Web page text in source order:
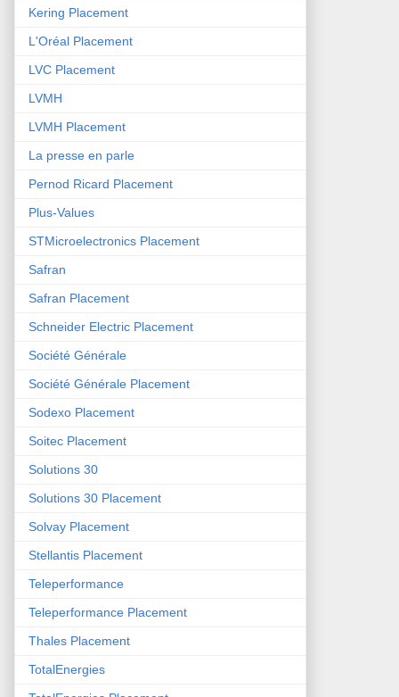
Kering Placement
L'Oréal Placement
LVC Placement
LVMH
LVMH Placement
La presse en parle
Pernod Ricard Placement
Plus-Values
STMicroelectronics Placement
Safran
Safran Placement
Schneider Electric Placement
Société Générale
Société Générale Placement
Sodexo Placement
Soitec Placement
Solutions 30
Solutions 30 Placement
Solvay Placement
Stellantis Placement
Teleperformance
Teleperformance Placement
Thales Placement
TotalEnergies